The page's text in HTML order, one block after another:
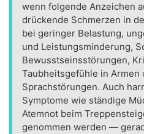
wenn folgende Anzeichen
drückende Schmerzen in
bei geringer Belastung,
und Leistungsminderung,
Bewusstseinsstörungen,
Taubheitsgefühle in Armen
Sprachstörungen. Auch
Symptome wie ständige
Atemnot beim
genommen werden —